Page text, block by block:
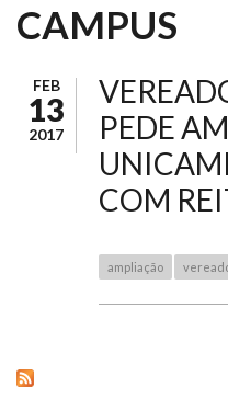
CAMPUS
FEB
13
2017
PEDE
COM
ampliação